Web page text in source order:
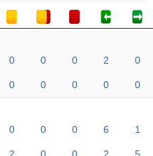
0 0 0 2 0
0 0 0 0 0
0 0 0 6 1